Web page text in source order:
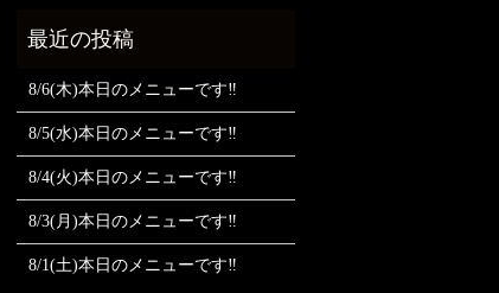
8/6(木)本日のメニューです‼️
8/5(水)本日のメニューです‼️
8/4(火)本日のメニューです‼️
8/3(月)本日のメニューです‼️
8/1(土)本日のメニューです‼️